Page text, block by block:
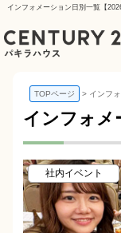
インフォメーション日別一覧【
TOPページ インフ
インフォメ
社内イベント